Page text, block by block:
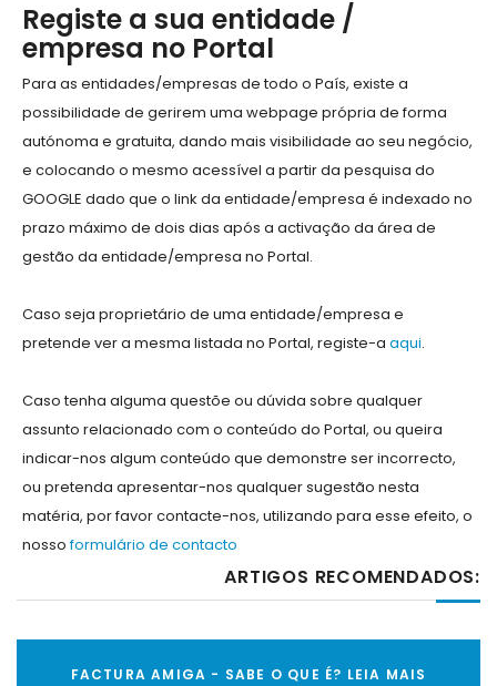
Registe a sua entidade /
empresa no Portal
Para as entidades/empresas de todo o País, existe a
possibilidade de gerirem uma webpage própria de forma
autónoma e gratuita, dando mais visibilidade ao seu negócio,
e colocando o mesmo acessível a partir da pesquisa do
GOOGLE dado que o link da entidade/empresa é indexado no
prazo máximo de dois dias após a activação da área de
gestão da entidade/empresa no Portal.
Caso seja proprietário de uma entidade/empresa e
pretende ver a mesma listada no Portal, registe-a aqui.
Caso tenha alguma questõe ou dúvida sobre qualquer
assunto relacionado com o conteúdo do Portal, ou queira
indicar-nos algum conteúdo que demonstre ser incorrecto,
ou pretenda apresentar-nos qualquer sugestão nesta
matéria, por favor contacte-nos, utilizando para esse efeito, o
nossoformulário de contacto
ARTIGOS RECOMENDADOS:
FACTURA AMIGA - SABE O QUE É? LEIA MAIS